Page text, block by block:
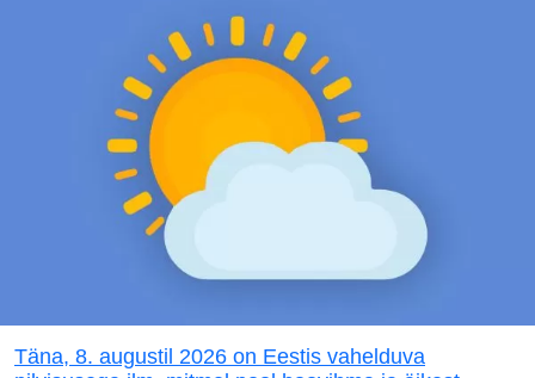
Täna, 8. augustil 2026 on Eestis vahelduva